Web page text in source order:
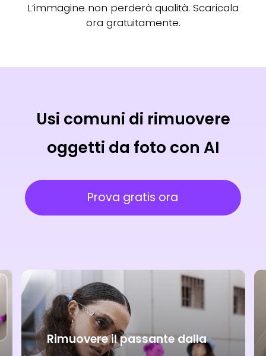
L’immagine non perderà qualità. Scaricala
ora gratuitamente.
Usi comuni di rimuovere
oggetti da foto con AI
Prova gratis ora
Rimuovere il passante dalla